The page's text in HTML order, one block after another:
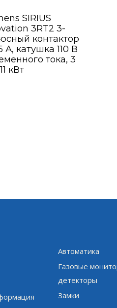
SIRIUS
3RT2 3-
контактор
А, катушка 110 В
тока, 3
кВт
Автоматика
Газовые
детекторы
Замки